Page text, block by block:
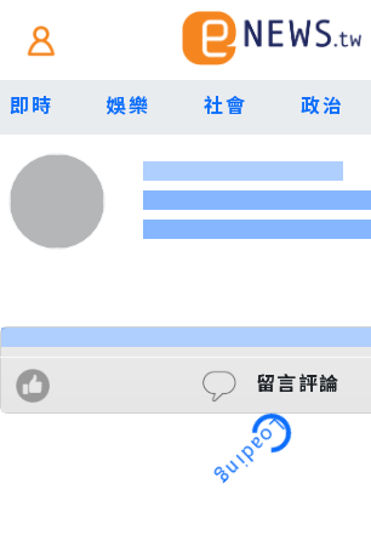
即時 娛樂 社會 政治
留言評論
Loading